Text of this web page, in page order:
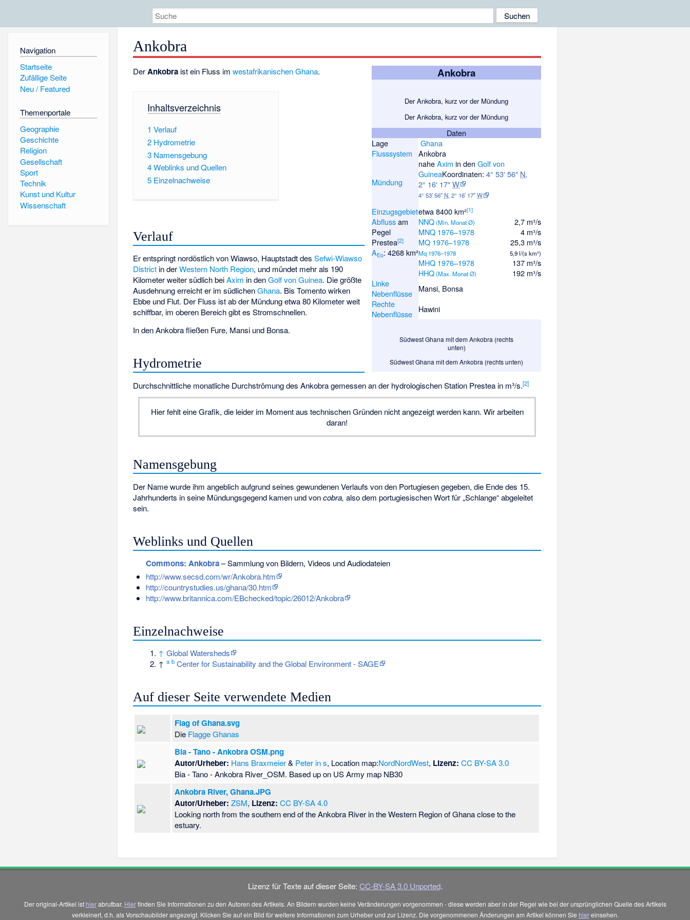
Navigation
Startseite
Zufällige Seite
Neu / Featured
Themenportale
Geographie
Geschichte
Religion
Gesellschaft
Sport
Technik
Kunst und Kultur
Wissenschaft
Ankobra
Ankobra
Der Ankobra, kurz vor der Mündung
Der Ankobra, kurz vor der Mündung
Daten
Lage
Ghana
Flusssystem
Ankobra
Mündung
naheAxim in denGolf von
GuineaKoordinaten:4° 53′ 56″ N,
2° 16′ 17″W
4° 53′ 56″N,2° 16′ 17″W
Einzugsgebietetwa 8400 km²[1]
Abflussam
Pegel
Prestea[2]
AEo: 4268 km²
NNQ(Min. Monat Ø)
MNQ 1976–1978
MQ 1976–1978
Mq 1976–1978
MHQ 1976–1978
HHQ(Max. Monat Ø)
2,7 m³/s
4 m³/s
25,3 m³/s
5,9 l/(s km²)
137 m³/s
192 m³/s
Linke
Nebenflüsse
Mansi, Bonsa
Rechte
Nebenflüsse
Hawini
Südwest Ghana mit dem Ankobra (rechts
unten)
Südwest Ghana mit dem Ankobra (rechts unten)
DerAnkobra ist ein Fluss imwestafrikanischen Ghana.
Inhaltsverzeichnis
1 Verlauf
2 Hydrometrie
3 Namensgebung
4Weblinks und Quellen
5 Einzelnachweise
Verlauf
Er entspringt nordöstlich vonWiawso, Hauptstadt desSefwi-Wiawso
District in derWestern North Region, und mündet mehr als 190
Kilometer weiter südlich beiAxim in denGolf von Guinea. Die größte
Ausdehnung erreicht er im südlichenGhana. BisTomentowirken
Ebbe und Flut. Der Fluss ist ab der Mündung etwa 80 Kilometer weit
schiffbar, im oberen Bereich gibt es Stromschnellen.
In den Ankobra fließen Fure, Mansi und Bonsa.
Hydrometrie
Durchschnittliche monatliche Durchströmung des Ankobra gemessen an der hydrologischen Station Prestea in m³/s.[2]
Hier fehlt eine Grafik, die leider im Moment aus technischen Gründen nicht angezeigt werden kann. Wir arbeiten
daran!
Namensgebung
Der Name wurde ihm angeblich aufgrund seines gewundenen Verlaufs von den Portugiesen gegeben, die Ende des 15.
Jahrhunderts in seine Mündungsgegend kamen und voncobra, also dem portugiesischen Wort für „Schlange“ abgeleitet
sein.
Weblinks und Quellen
Commons: Ankobra– Sammlung von Bildern, Videos und Audiodateien
http://www.secsd.com/wr/Ankobra.htm
http://countrystudies.us/ghana/30.htm
http://www.britannica.com/EBchecked/topic/26012/Ankobra
Einzelnachweise
↑ Global Watersheds
↑ a b Center for Sustainability and the Global Environment - SAGE
Auf dieser Seite verwendete Medien
Flag of Ghana.svg
Die Flagge Ghanas
Bia - Tano - Ankobra OSM.png
Autor/Urheber: Hans Braxmeier& Peter in s, Location map:NordNordWest, Lizenz: CC BY-SA 3.0
Bia - Tano - Ankobra River_OSM. Based up on US Army map NB30
Ankobra River, Ghana.JPG
Autor/Urheber: ZSM, Lizenz: CC BY-SA 4.0
Looking north from the southern end of the Ankobra River in the Western Region of Ghana close to the
estuary.
Lizenz für Texte auf dieser Seite: CC-BY-SA 3.0 Unported.
Der original-Artikel ist hierabrufbar. Hierfinden Sie Informationen zu den Autoren des Artikels. An Bildern wurden keine Veränderungen vorgenommen - diese werden aber in der Regel wie bei der ursprünglichen Quelle des Artikels
verkleinert, d.h. als Vorschaubilder angezeigt. Klicken Sie auf ein Bild für weitere Informationen zum Urheber und zur Lizenz. Die vorgenommenen Änderungen am Artikel können Sie hiereinsehen.